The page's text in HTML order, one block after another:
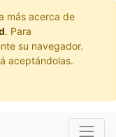
más acerca de
. Para
su navegador.
aceptándolas.